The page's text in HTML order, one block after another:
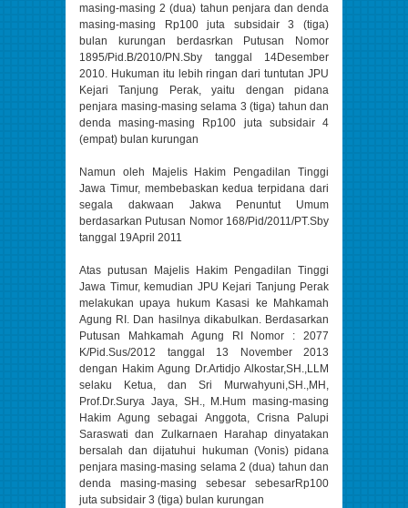
masing-masing 2 (dua) tahun penjara dan denda
masing-masing Rp100 juta subsidair 3 (tiga)
bulan kurungan berdasrkan Putusan Nomor
1895/Pid.B/2010/PN.Sby tanggal 14Desember
2010. Hukuman itu lebih ringan dari tuntutan JPU
Kejari Tanjung Perak, yaitu dengan pidana
penjara masing-masing selama 3 (tiga) tahun dan
denda masing-masing Rp100 juta subsidair 4
(empat) bulan kurungan
Namun oleh Majelis Hakim Pengadilan Tinggi
Jawa Timur, membebaskan kedua terpidana dari
segala dakwaan Jakwa Penuntut Umum
berdasarkan Putusan Nomor 168/Pid/2011/PT.Sby
tanggal 19April 2011
Atas putusan Majelis Hakim Pengadilan Tinggi
Jawa Timur, kemudian JPU Kejari Tanjung Perak
melakukan upaya hukum Kasasi ke Mahkamah
Agung RI. Dan hasilnya dikabulkan. Berdasarkan
Putusan Mahkamah Agung RI Nomor : 2077
K/Pid.Sus/2012 tanggal 13 November 2013
dengan Hakim Agung Dr.Artidjo Alkostar,SH.,LLM
selaku Ketua, dan Sri Murwahyuni,SH.,MH,
Prof.Dr.Surya Jaya, SH., M.Hum masing-masing
Hakim Agung sebagai Anggota, Crisna Palupi
Saraswati dan Zulkarnaen Harahap dinyatakan
bersalah dan dijatuhui hukuman (Vonis) pidana
penjara masing-masing selama 2 (dua) tahun dan
denda masing-masing sebesar sebesarRp100
juta subsidair 3 (tiga) bulan kurungan